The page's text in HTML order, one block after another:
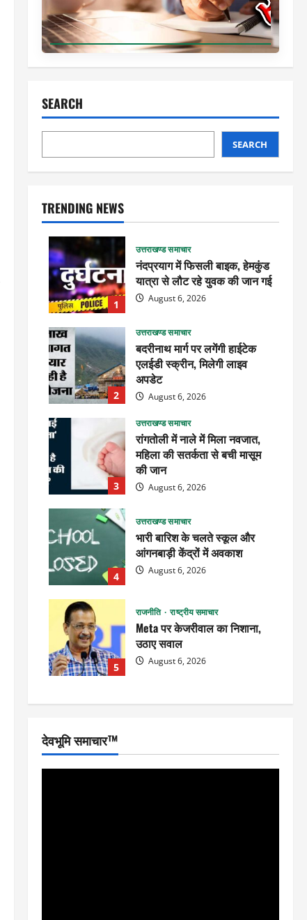
SEARCH
SEARCH
TRENDING NEWS
1
उत्तराखण्ड समाचार
नंदप्रयाग में फिसली बाइक, हेमकुंड
यात्रा से लौट रहे युवक की जान गई
August 6, 2026
2
उत्तराखण्ड समाचार
बदरीनाथ मार्ग पर लगेंगी हाईटेक
एलईडी स्क्रीन, मिलेगी लाइव
अपडेट
August 6, 2026
3
उत्तराखण्ड समाचार
रांगतोली में नाले में मिला नवजात,
महिला की सतर्कता से बची मासूम
की जान
August 6, 2026
4
उत्तराखण्ड समाचार
भारी बारिश के चलते स्कूल और
आंगनबाड़ी केंद्रों में अवकाश
August 6, 2026
5
राजनीति राष्ट्रीय समाचार
Meta पर केजरीवाल का निशाना,
उठाए सवाल
August 6, 2026
देवभूमि समाचार™